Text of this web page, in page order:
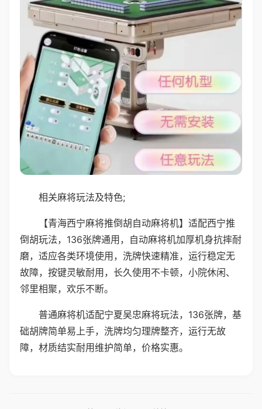
相关麻将玩法及特色;
【青海西宁麻将推倒胡自动麻将机】适配西宁推
倒胡玩法，136张牌通用，自动麻将机加厚机身抗摔耐
磨，适应各类环境使用，洗牌快速精准，运行稳定无
故障，按键灵敏耐用，长久使用不卡顿，小院休闲、
邻里相聚，欢乐不断。
普通麻将机适配宁夏吴忠麻将玩法，136张牌，基
础胡牌简单易上手，洗牌均匀理牌整齐，运行无故
障，材质结实耐用维护简单，价格实惠。